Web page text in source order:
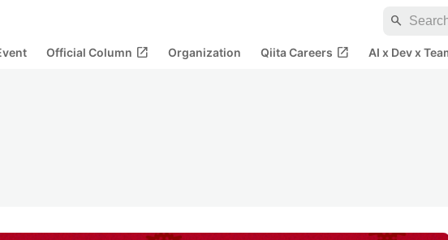
search
Official Column open_in_new Organization Qiita Careers open_in_new AI x Dev x